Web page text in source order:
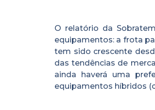
O relatório da
equipamentos: a frota
tem sido crescente
das tendências de
ainda haverá uma
equipamentos híbridos